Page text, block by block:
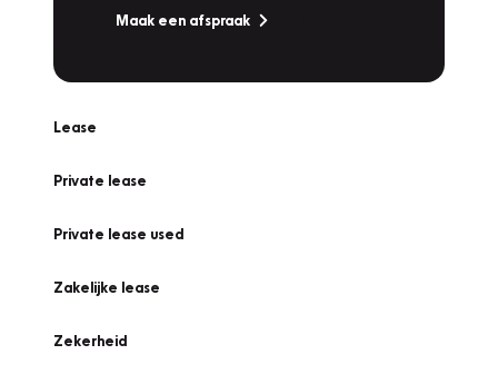
Maak een afspraak
Lease
Private lease
Private lease used
Zakelijke lease
Zekerheid